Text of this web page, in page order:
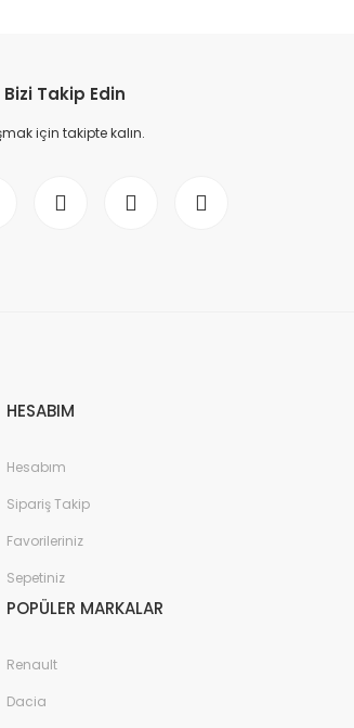
Takip Edin
için takipte kalın.
HESABIM
Hesabım
Sipariş Takip
Favorileriniz
Sepetiniz
POPÜLER MARKALAR
Renault
Dacia